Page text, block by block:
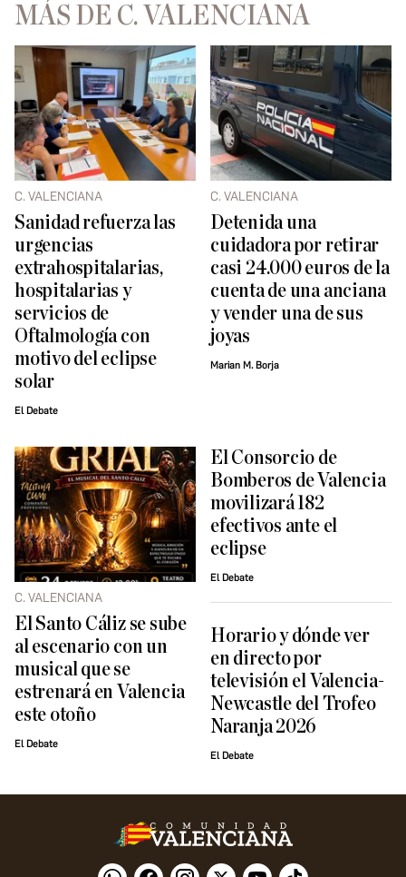
MÁS DE C. VALENCIANA
C. VALENCIANA
Sanidad refuerza las
urgencias
extrahospitalarias,
hospitalarias y
servicios de
Oftalmología con
motivo del eclipse
solar
El Debate
C. VALENCIANA
Detenida una
cuidadora por retirar
casi 24.000 euros de la
cuenta de una anciana
y vender una de sus
joyas
Marian M. Borja
C. VALENCIANA
El Santo Cáliz se sube
al escenario con un
musical que se
estrenará en Valencia
este otoño
El Debate
El Consorcio de
Bomberos de Valencia
movilizará 182
efectivos ante el
eclipse
El Debate
Horario y dónde ver
en directo por
televisión el Valencia-
Newcastle del Trofeo
Naranja 2026
El Debate